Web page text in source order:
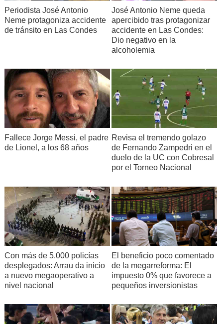
Periodista José Antonio
Neme protagoniza accidente
de tránsito en Las Condes
José Antonio Neme queda
apercibido tras protagonizar
accidente en Las Condes:
Dio negativo en la
alcoholemia
Fallece Jorge Messi, el padre
de Lionel, a los 68 años
Revisa el tremendo golazo
de Fernando Zampedri en el
duelo de la UC con Cobresal
por el Torneo Nacional
Con más de 5.000 policías
desplegados: Arrau da inicio
a nuevo megaoperativo a
nivel nacional
El beneficio poco comentado
de la megarreforma: El
impuesto 0% que favorece a
pequeños inversionistas